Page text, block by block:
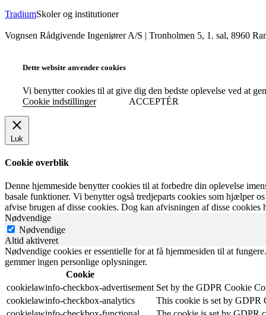
TradiumSkoler og institutioner
Vognsen Rådgivende Ingeniører A/S | Tronholmen 5, 1. sal, 8960
Dette website anvender cookies
Vi benytter cookies til at give dig den bedste oplevelse ved at
Cookie indstillinger
ACCEPTÉR
Luk
Cookie overblik
Denne hjemmeside benytter cookies til at forbedre din oplevelse
basale funktioner. Vi benytter også tredjeparts cookies som hjælper
afvise brugen af disse cookies. Dog kan afvisningen af disse cookies
Nødvendige
Nødvendige
Altid aktiveret
Nødvendige cookies er essentielle for at få hjemmesiden til at
gemmer ingen personlige oplysninger.
Cookie
cookielawinfo-checkbox-advertisement Set by the GDPR Cookie
cookielawinfo-checkbox-analytics
This cookie is set by GDPR